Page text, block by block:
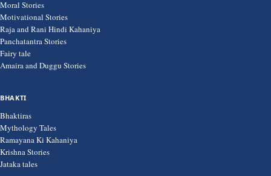
Moral Stories
Motivational Stories
Raja and Rani Hindi Kahaniya
Panchatantra Stories
Fairy tale
Amaira and Duggu Stories
BHAKTI
Bhaktiras
Mythology Tales
Ramayana Ki Kahaniya
Krishna Stories
Jataka tales